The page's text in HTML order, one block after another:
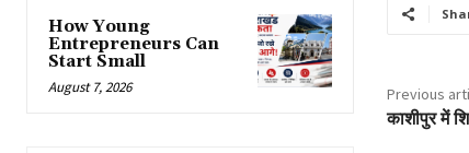
How Young
Entrepreneurs Can
Start Small
August 7, 2026 Previous
काशीपुर में